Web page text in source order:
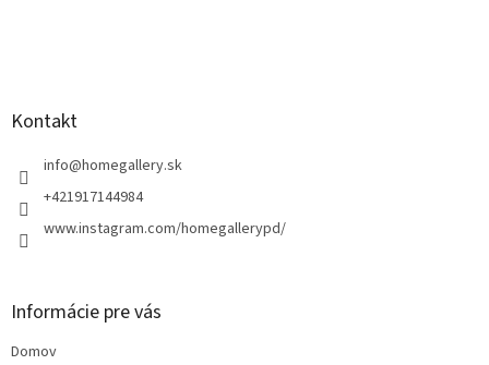
Kontakt
info@homegallery.sk
+421917144984
www.instagram.com/homegallerypd/
Informácie pre vás
Domov